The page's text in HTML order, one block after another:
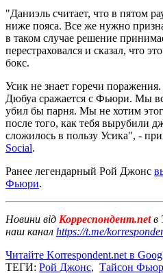
"Даниэль считает, что в пятом
ниже пояса. Все же нужно
в таком случае решение
перестраховался и сказал, что
бокс.
Усик не знает горечи
Дюбуа сражается с Фьюри. Мы
убил бы парня. Мы не хотим
после того, как тебя вырубили
сложилось в пользу Усика", -
Social.
Ранее легендарный Рой Джонс
Фьюри.
Новини від Корреспондент.netв
наш канал https://t.me/
Читайте Korrespondent.net в
ТЕГИ: Рой Джонс, Тайсон